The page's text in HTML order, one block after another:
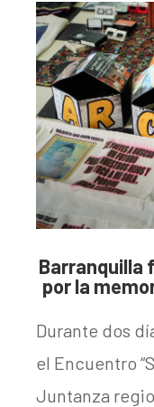
Barranquilla
por la
Durante dos
el Encuentro
Juntanza